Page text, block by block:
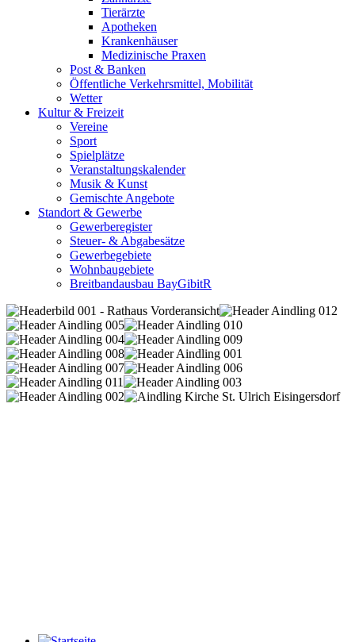
Tierärzte
Apotheken
Krankenhäuser
Medizinische Praxen
Post & Banken
Öffentliche Verkehrsmittel, Mobilität
Wetter
Kultur & Freizeit
Vereine
Sport
Spielplätze
Veranstaltungskalender
Musik & Kunst
Gemischte Angebote
Standort & Gewerbe
Gewerberegister
Steuer- & Abgabesätze
Gewerbegebiete
Wohnbaugebiete
Breitbandausbau BayGibitR